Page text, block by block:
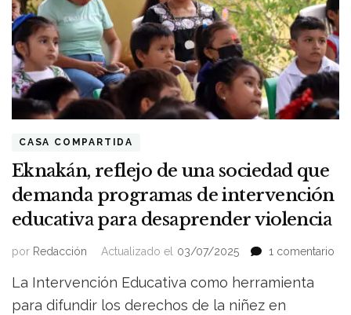
CASA COMPARTIDA
Eknakán, reflejo de una sociedad que
demanda programas de intervención
educativa para desaprender violencia
por Redacción Actualizado el 03/07/2025 1 comentario
La Intervención Educativa como herramienta
para difundir los derechos de la niñez en